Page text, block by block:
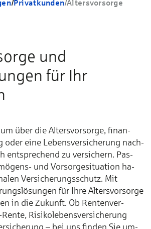
/Privatkunden/Altersvorsorge
und
für Ihr
über die Alters­vor­sorge, finan­
oder eine Lebens­ver­sicherung nach­
ent­sprechend zu ver­sichern. Pas­
und Vor­sorge­situation ha­
Ver­sicherungs­schutz. Mit
für Ihre Alters­vor­sorge
in die Zu­kunft. Ob Renten­ver­
Risiko­lebens­ver­sicherung
– bei uns fin­den Sie um­